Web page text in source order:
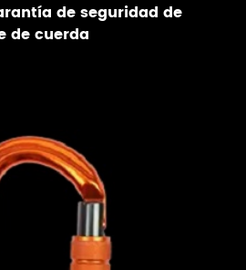
de seguridad de
de cuerda